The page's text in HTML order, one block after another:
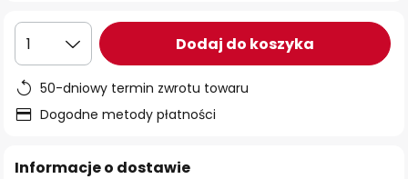
1 Dodaj do koszyka
50-dniowy termin zwrotu towaru
Dogodne metody płatności
Informacje o dostawie